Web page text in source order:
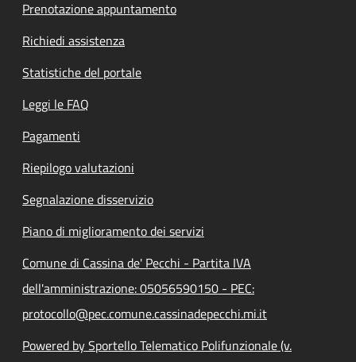
Prenotazione appuntamento
Richiedi assistenza
Statistiche del portale
Leggi le FAQ
Pagamenti
Riepilogo valutazioni
Segnalazione disservizio
Piano di miglioramento dei servizi
Comune di Cassina de' Pecchi - Partita IVA
dell'amministrazione: 05056590150 - PEC:
protocollo@pec.comune.cassinadepecchi.mi.it
Powered by Sportello Telematico Polifunzionale (v.